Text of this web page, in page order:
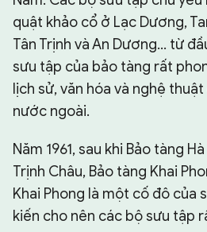
quật khảo cổ ở Lạc Dương,
Tân Trịnh và An Dương... từ
sưu tập của bảo tàng rất
lịch sử, văn hóa và nghệ
nước ngoài.
Năm 1961, sau khi Bảo tàng
Trịnh Châu, Bảo tàng Khai
Khai Phong là một cố đô của
kiến cho nên các bộ sưu tập